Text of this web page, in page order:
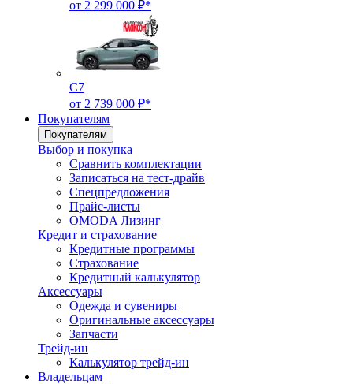
от 2 299 000 ₽*
C7
от 2 739 000 ₽*
Покупателям
Покупателям
Выбор и покупка
Сравнить комплектации
Записаться на тест-драйв
Cпецпредложения
Прайс-листы
OMODA Лизинг
Кредит и страхование
Кредитные программы
Страхование
Кредитный калькулятор
Аксессуары
Одежда и сувениры
Оригинальные аксессуары
Запчасти
Трейд-ин
Калькулятор трейд-ин
Владельцам